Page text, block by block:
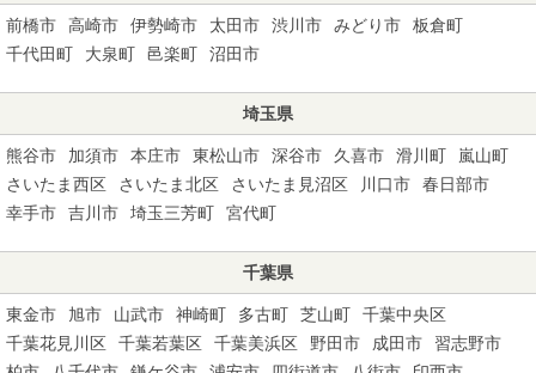
前橋市 高崎市 伊勢崎市 太田市 渋川市 みどり市
板倉町
千代田町
大泉町 邑楽町 沼田市
埼玉県
熊谷市 加須市 本庄市 東松山市 深谷市 久喜市 滑川町
嵐山町
さいたま西区
さいたま北区 さいたま見沼区 川口市
春日部市
幸手市
吉川市 埼玉三芳町 宮代町
千葉県
東金市 旭市 山武市 神崎町 多古町 芝山町
千葉中央区
千葉花見川区
千葉若葉区 千葉美浜区 野田市 成田市
習志野市